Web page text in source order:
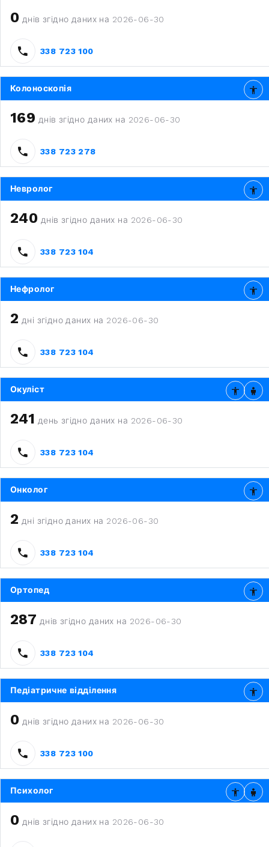
0 днів згідно даних на 2026-06-30
338 723 100
Колоноскопія
169 днів згідно даних на 2026-06-30
338 723 278
Невролог
240 днів згідно даних на 2026-06-30
338 723 104
Нефролог
2 дні згідно даних на 2026-06-30
338 723 104
Окуліст
241 день згідно даних на 2026-06-30
338 723 104
Онколог
2 дні згідно даних на 2026-06-30
338 723 104
Ортопед
287 днів згідно даних на 2026-06-30
338 723 104
Педіатричне відділення
0 днів згідно даних на 2026-06-30
338 723 100
Психолог
0 днів згідно даних на 2026-06-30